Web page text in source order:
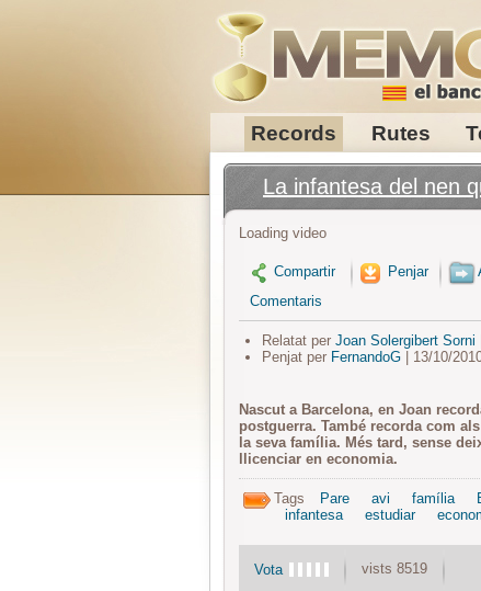
Records Rutes
La infantesa del nen
Loading video
Compartir Penjar
Comentaris
Relatat per Joan Solergibert Sorni
Penjat per FernandoG| 13/10/
Nascut a Barcelona, en Joan
postguerra. També recorda com
la seva família. Més tard, sense
llicenciar en economia.
Tags Pare avi família
infantesa
estudiar
Vota vists 8519